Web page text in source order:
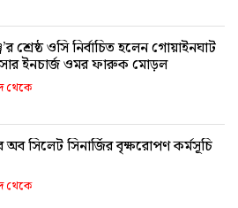
শ্রেষ্ঠ ওসি নির্বাচিত হলেন গোয়াইনঘাট
ইনচার্জ ওমর ফারুক মোড়ল
থেকে
অব সিলেট সিনার্জির বৃক্ষরোপণ কর্মসূচি
থেকে